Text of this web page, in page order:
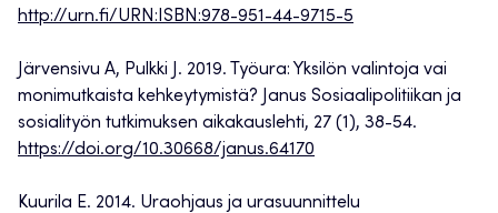
http://urn.fi/URN:ISBN:978-951-44-9715-5
Järvensivu A, Pulkki J. 2019. Työura: Yksilön valintoja vai
monimutkaista kehkeytymistä? Janus Sosiaalipolitiikan ja
sosialityön tutkimuksen aikakauslehti, 27 (1), 38-54.
https://doi.org/10.30668/janus.64170
Kuurila E. 2014. Uraohjaus ja urasuunnittelu